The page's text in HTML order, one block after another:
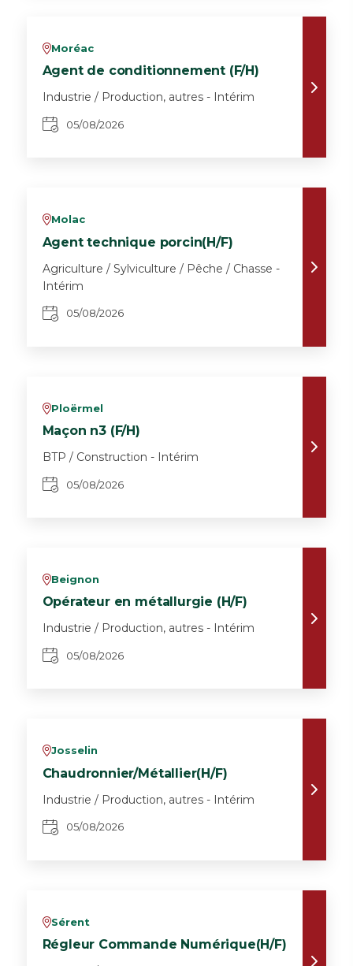
vMoréac
Agent de conditionnement (F/H)
Industrie / Production, autres - Intérim
05/08/2026
vMolac
Agent technique porcin(H/F)
Agriculture / Sylviculture / Pêche / Chasse -
Intérim
05/08/2026
vPloërmel
Maçon n3 (F/H)
BTP / Construction - Intérim
05/08/2026
vBeignon
Opérateur en métallurgie (H/F)
Industrie / Production, autres - Intérim
05/08/2026
vJosselin
Chaudronnier/Métallier(H/F)
Industrie / Production, autres - Intérim
05/08/2026
vSérent
Régleur Commande Numérique(H/F)